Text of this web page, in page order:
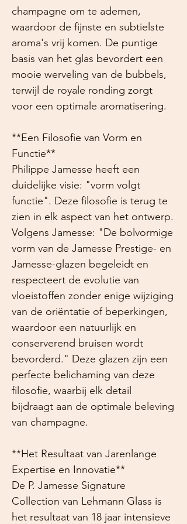
champagne om te ademen,
waardoor de fijnste en subtielste
aroma's vrij komen. De puntige
basis van het glas bevordert een
mooie werveling van de bubbels,
terwijl de royale ronding zorgt
voor een optimale aromatisering.
**Een Filosofie van Vorm en
Functie**
Philippe Jamesse heeft een
duidelijke visie: "vorm volgt
functie". Deze filosofie is terug te
zien in elk aspect van het ontwerp.
Volgens Jamesse: "De bolvormige
vorm van de Jamesse Prestige- en
Jamesse-glazen begeleidt en
respecteert de evolutie van
vloeistoffen zonder enige wijziging
van de oriëntatie of beperkingen,
waardoor een natuurlijk en
conserverend bruisen wordt
bevorderd." Deze glazen zijn een
perfecte belichaming van deze
filosofie, waarbij elk detail
bijdraagt aan de optimale beleving
van champagne.
**Het Resultaat van Jarenlange
Expertise en Innovatie**
De P. Jamesse Signature
Collection van Lehmann Glass is
het resultaat van 18 jaar intensieve